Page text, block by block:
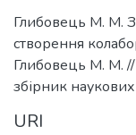
Глибовець М. М.
створення
Глибовець М. М. //
збірник
URI